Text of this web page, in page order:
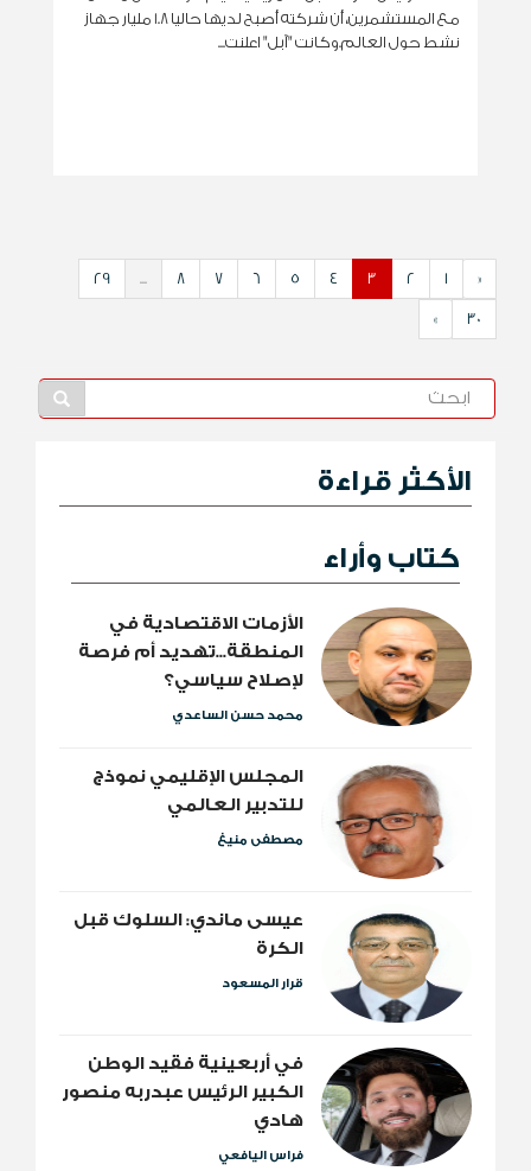
مع المستشمرين، أن شركته أصبح لديها ‏حاليا 1.8 مليار جهاز
نشط حول العالم.‏وكانت "آبل" اعلنت...
«
1
2
3
4
5
6
7
8
...
29
30
»
الأكثر قراءة
كتاب وأراء
الأزمات الاقتصادية في
المنطقة...تهديد أم فرصة
لإصلاح سياسي؟
محمد حسن الساعدي
المجلس الإقليمي نموذج
للتدبير العالمي
مصطفى منيغ
عيسى ماندي: السلوك قبل
الكرة
قرار المسعود
​في أربعينية فقيد الوطن
الكبير الرئيس عبدربه منصور
هادي
فراس اليافعي